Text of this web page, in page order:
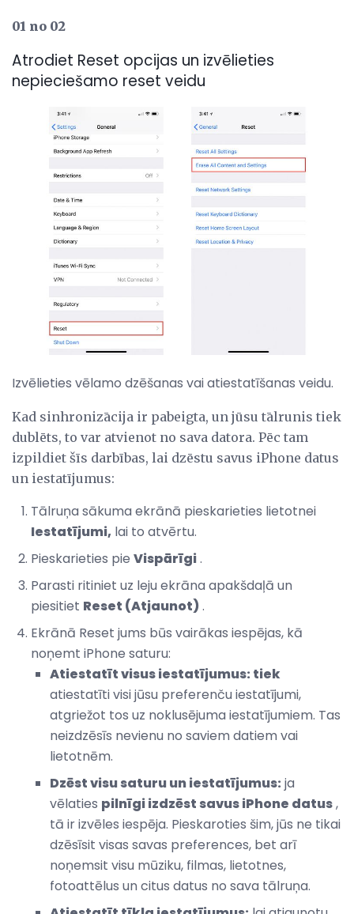
01 no 02
Atrodiet Reset opcijas un izvēlieties
nepieciešamo reset veidu
Izvēlieties vēlamo dzēšanas vai atiestatīšanas veidu.
Kad sinhronizācija ir pabeigta, un jūsu tālrunis tiek
dublēts, to var atvienot no sava datora. Pēc tam
izpildiet šīs darbības, lai dzēstu savus iPhone datus
un iestatījumus:
Tālruņa sākuma ekrānā pieskarieties lietotnei
Iestatījumi, lai to atvērtu.
Pieskarieties pie Vispārīgi.
Parasti ritiniet uz leju ekrāna apakšdaļā un
piesitiet Reset (Atjaunot).
Ekrānā Reset jums būs vairākas iespējas, kā
noņemt iPhone saturu:
Atiestatīt visus iestatījumus: tiek
atiestatīti visi jūsu preferenču iestatījumi,
atgriežot tos uz noklusējuma iestatījumiem. Tas
neizdzēsīs nevienu no saviem datiem vai
lietotnēm.
Dzēst visu saturu un iestatījumus: ja
vēlaties pilnīgi izdzēst savus iPhone datus,
tā ir izvēles iespēja. Pieskaroties šim, jūs ne tikai
dzēsīsit visas savas preferences, bet arī
noņemsit visu mūziku, filmas, lietotnes,
fotoattēlus un citus datus no sava tālruņa.